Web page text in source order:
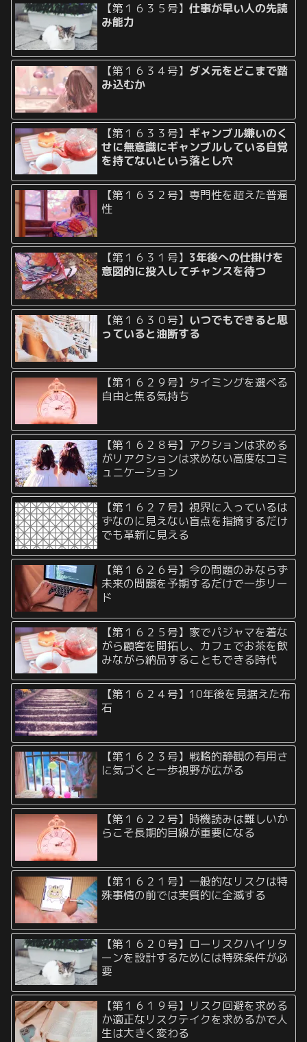
【第１６３５号】仕事が早い人の先読
み能力
【第１６３４号】 ダメ元をどこまで踏
み込むか
【第１６３３号】 ギャンブル嫌いのく
せに無意識にギャンブルしている自覚
を持てないという落とし穴
【第１６３２号】専門性を超えた普遍
性
【第１６３１号】 3年後への仕掛けを
意図的に投入してチャンスを待つ
【第１６３０号】 いつでもできると思
っていると油断する
【第１６２９号】タイミングを選べる
自由と焦る気持ち
【第１６２８号】アクションは求める
がリアクションは求めない高度なコミ
ュニケーション
【第１６２７号】視界に入っているは
ずなのに見えない盲点を指摘するだけ
でも革新に見える
【第１６２６号】今の問題のみならず
未来の問題を予期するだけで一歩リー
ド
【第１６２５号】家でパジャマを着な
がら顧客を開拓し、カフェでお茶を飲
みながら納品することもできる時代
【第１６２４号】10年後を見据えた布
石
【第１６２３号】戦略的静観の有用さ
に気づくと一歩視野が広がる
【第１６２２号】時機読みは難しいか
らこそ長期的目線が重要になる
【第１６２１号】一般的なリスクは特
殊事情の前では実質的に全滅する
【第１６２０号】ローリスクハイリタ
ーンを設計するためには特殊条件が必
要
【第１６１９号】リスク回避を求める
か適正なリスクテイクを求めるかで人
生は大きく変わる